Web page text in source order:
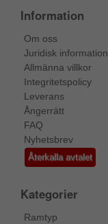
Information
Om oss
Juridisk information
Allmänna villkor
Integritetspolicy
Leverans
Ångerrätt
FAQ
Nyhetsbrev
Återkalla avtalet
Kategorier
Ramtyp